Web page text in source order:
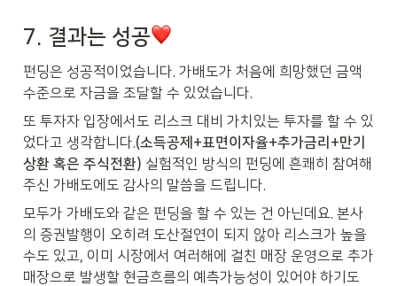
7. 결과는 성공
펀딩은 성공적이었습니다. 가배도가 처음에 희망했던 금액
수준으로 자금을 조달할 수 있었습니다.
또 투자자 입장에서도 리스크 대비 가치있는 투자를 할 수 있
었다고 생각합니다.(소득공제+표면이자율+추가금리+만기
상환 혹은 주식전환) 실험적인 방식의 펀딩에 흔쾌히 참여해
주신 가배도에도 감사의 말씀을 드립니다.
모두가 가배도와 같은 펀딩을 할 수 있는 건 아닌데요. 본사
의 증권발행이 오히려 도산절연이 되지 않아 리스크가 높을
수도 있고, 이미 시장에서 여러해에 걸친 매장 운영으로 추가
매장으로 발생할 현금흐름의 예측가능성이 있어야 하기도